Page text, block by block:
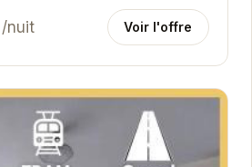
/nuit Voir l'offre